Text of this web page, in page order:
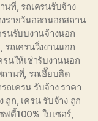
นที่, รถเครนรับจ้าง
งรายวันออกนอกสถาน
รนรับบงานจ้างนอก
, รถเครนวิ่งงานนอก
รนให้เช่ารับงานนอก
ถานที่, รถเฮี๊ยบติด
ถเครน รับจ้าง ราคา
ถูก, เครน รับจ้าง ถูก
ตี้100% ใบเซอร์,